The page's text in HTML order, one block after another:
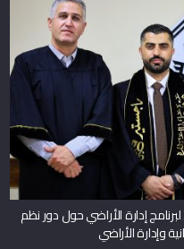
إدارة الأراضي حول دور نظم
وإدارة الأراضي